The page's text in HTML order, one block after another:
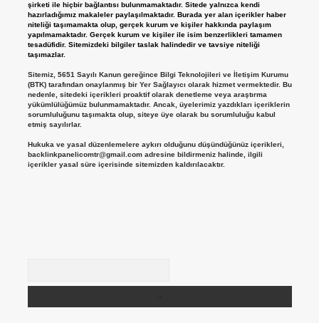
şirketi ile hiçbir bağlantısı bulunmamaktadır. Sitede yalnızca kendi
hazırladığımız makaleler paylaşılmaktadır. Burada yer alan içerikler haber
niteliği taşımamakta olup, gerçek kurum ve kişiler hakkında paylaşım
yapılmamaktadır. Gerçek kurum ve kişiler ile isim benzerlikleri tamamen
tesadüfidir. Sitemizdeki bilgiler taslak halindedir ve tavsiye niteliği
taşımazlar.
Sitemiz, 5651 Sayılı Kanun gereğince Bilgi Teknolojileri ve İletişim Kurumu
(BTK) tarafından onaylanmış bir Yer Sağlayıcı olarak hizmet vermektedir. Bu
nedenle, sitedeki içerikleri proaktif olarak denetleme veya araştırma
yükümlülüğümüz bulunmamaktadır. Ancak, üyelerimiz yazdıkları içeriklerin
sorumluluğunu taşımakta olup, siteye üye olarak bu sorumluluğu kabul
etmiş sayılırlar.
Hukuka ve yasal düzenlemelere aykırı olduğunu düşündüğünüz içerikleri,
backlinkpanelicomtr@gmail.comadresine bildirmeniz halinde, ilgili
içerikler yasal süre içerisinde sitemizden kaldırılacaktır.